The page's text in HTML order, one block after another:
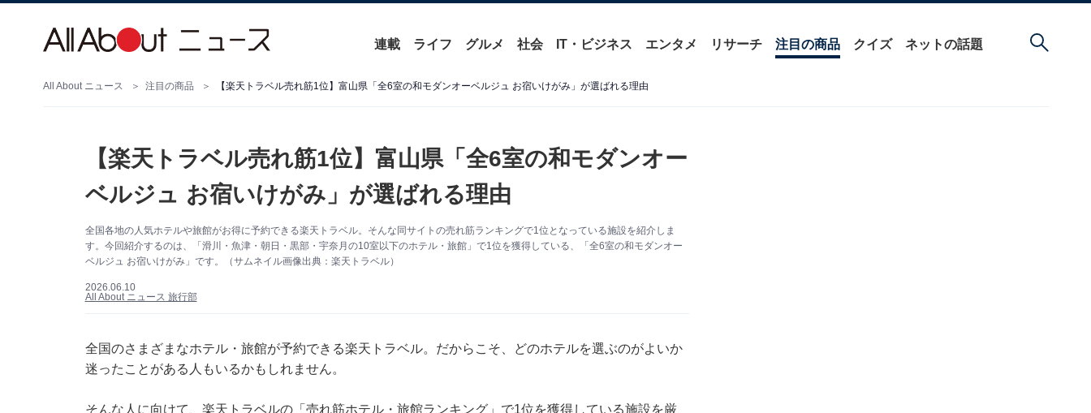
連載 ライフ グルメ 社会 IT・ビジネス エンタメ リサーチ 注目の商品 クイズ ネットの話題
All About ニュース 注目の商品 【楽天トラベル売れ筋1位】富山県「全6室の和モダンオーベルジュ お宿いけがみ」が選ばれる理由
【楽天トラベル売れ筋1位】富山県「全6室の和モダンオー
ベルジュ お宿いけがみ」が選ばれる理由
全国各地の人気ホテルや旅館がお得に予約できる楽天トラベル。そんな同サイトの売れ筋ランキングで1位となっている施設を紹介しま
す。今回紹介するのは、「滑川・魚津・朝日・黒部・宇奈月の10室以下のホテル・旅館」で1位を獲得している、「全6室の和モダンオー
ベルジュ お宿いけがみ」です。（サムネイル画像出典：楽天トラベル）
2026.06.10
All About ニュース 旅行部
全国のさまざまなホテル・旅館が予約できる楽天トラベル。だからこそ、どのホテルを選ぶのがよいか
迷ったことがある人もいるかもしれません。
そんな人に向けて、 楽天トラベルの「売れ筋ホテル・旅館ランキング」で1位を獲得している施設を厳